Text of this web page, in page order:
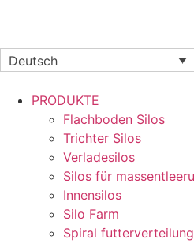
Deutsch
PRODUKTE
Flachboden Silos
Trichter Silos
Verladesilos
Silos für
Innensilos
Silo Farm
Spiral